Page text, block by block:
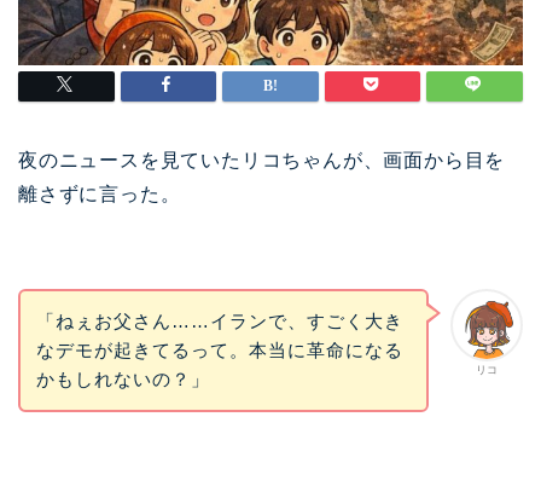
夜のニュースを見ていたリコちゃんが、画面から目を
離さずに言った。
リコ
「ねぇお父さん……イランで、すごく大き
なデモが起きてるって。本当に革命になる
かもしれないの？」